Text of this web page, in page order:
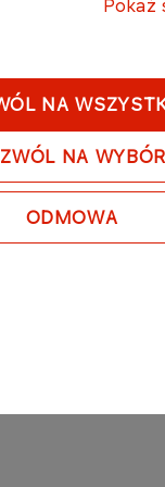
Pokaż
NA
NA WYBÓR
ODMOWA
Notes are
to public
designed to
liquidity within
Note issue
of notes issued
as at
(six hundred